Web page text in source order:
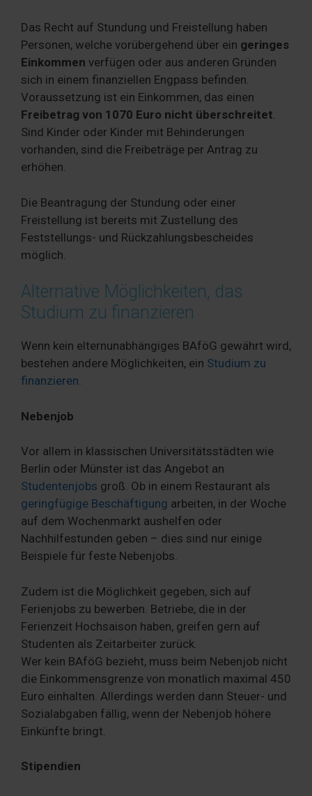
Das Recht auf Stundung und Freistellung haben
Personen, welche vorübergehend über ein geringes
Einkommen verfügen oder aus anderen Gründen
sich in einem finanziellen Engpass befinden.
Voraussetzung ist ein Einkommen, das einen
Freibetrag von 1070 Euro nicht überschreitet.
Sind Kinder oder Kinder mit Behinderungen
vorhanden, sind die Freibeträge per Antrag zu
erhöhen.
Die Beantragung der Stundung oder einer
Freistellung ist bereits mit Zustellung des
Feststellungs- und Rückzahlungsbescheides
möglich.
Alternative Möglichkeiten, das
Studium zu finanzieren
Wenn kein elternunabhängiges BAföG gewährt wird,
bestehen andere Möglichkeiten, ein Studium zu
finanzieren.
Nebenjob
Vor allem in klassischen Universitätsstädten wie
Berlin oder Münster ist das Angebot an
Studentenjobs groß. Ob in einem Restaurant als
geringfügige Beschäftigung arbeiten, in der Woche
auf dem Wochenmarkt aushelfen oder
Nachhilfestunden geben – dies sind nur einige
Beispiele für feste Nebenjobs.
Zudem ist die Möglichkeit gegeben, sich auf
Ferienjobs zu bewerben. Betriebe, die in der
Ferienzeit Hochsaison haben, greifen gern auf
Studenten als Zeitarbeiter zurück.
Wer kein BAföG bezieht, muss beim Nebenjob nicht
die Einkommensgrenze von monatlich maximal 450
Euro einhalten. Allerdings werden dann Steuer- und
Sozialabgaben fällig, wenn der Nebenjob höhere
Einkünfte bringt.
Stipendien